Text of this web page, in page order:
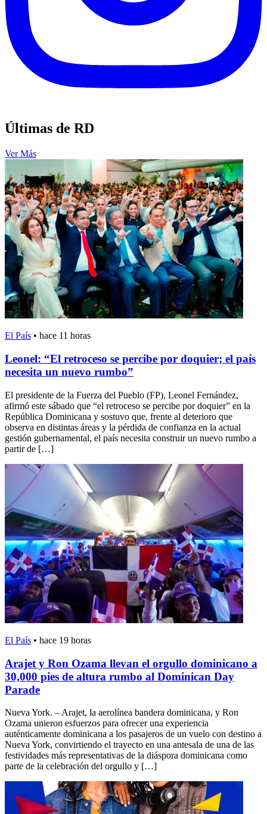
Últimas de RD
Ver Más
El País • hace 11 horas
Leonel: “El retroceso se percibe por doquier; el país
necesita un nuevo rumbo”
El presidente de la Fuerza del Pueblo (FP), Leonel Fernández,
afirmó este sábado que “el retroceso se percibe por doquier” en la
República Dominicana y sostuvo que, frente al deterioro que
observa en distintas áreas y la pérdida de confianza en la actual
gestión gubernamental, el país necesita construir un nuevo rumbo a
partir de […]
El País • hace 19 horas
Arajet y Ron Ozama llevan el orgullo dominicano a
30,000 pies de altura rumbo al Dominican Day
Parade
Nueva York. – Arajet, la aerolínea bandera dominicana, y Ron
Ozama unieron esfuerzos para ofrecer una experiencia
auténticamente dominicana a los pasajeros de un vuelo con destino a
Nueva York, convirtiendo el trayecto en una antesala de una de las
festividades más representativas de la diáspora dominicana como
parte de la celebración del orgullo y […]